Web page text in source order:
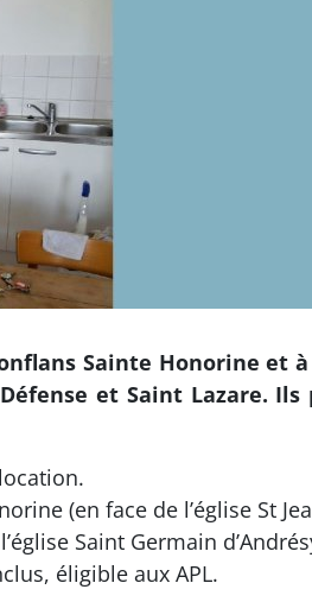
Sainte Honorine et
et Saint Lazare.
(en face de l’église St
Saint Germain
éligible aux APL.